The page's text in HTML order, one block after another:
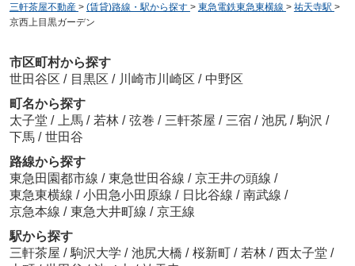
三軒茶屋不動産 > (賃貸)路線・駅から探す > 東急電鉄東急東横線 > 祐天寺駅 >
京西上目黒ガーデン
市区町村から探す
世田谷区 / 目黒区 / 川崎市川崎区 / 中野区
町名から探す
太子堂 / 上馬 / 若林 / 弦巻 / 三軒茶屋 / 三宿 / 池尻 / 駒沢 /
下馬 / 世田谷
路線から探す
東急田園都市線 / 東急世田谷線 / 京王井の頭線 /
東急東横線 / 小田急小田原線 / 日比谷線 / 南武線 /
京急本線 / 東急大井町線 / 京王線
駅から探す
三軒茶屋 / 駒沢大学 / 池尻大橋 / 桜新町 / 若林 / 西太子堂 /